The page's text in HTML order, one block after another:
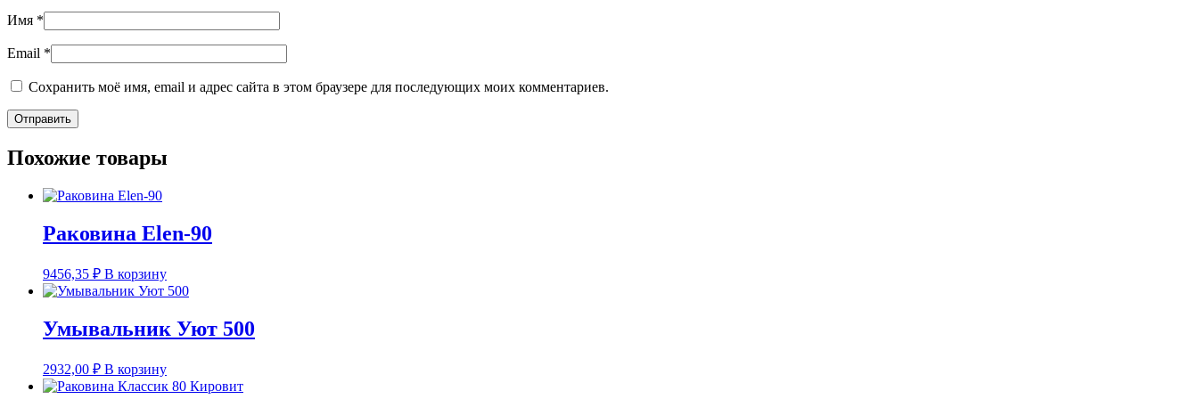
Имя *
Email *
Сохранить моё имя, email и адрес сайта в этом браузере для последующих моих комментариев.
Похожие товары
Раковина Elen-90
9456,35 ₽ В корзину
Умывальник Уют 500
2932,00 ₽ В корзину